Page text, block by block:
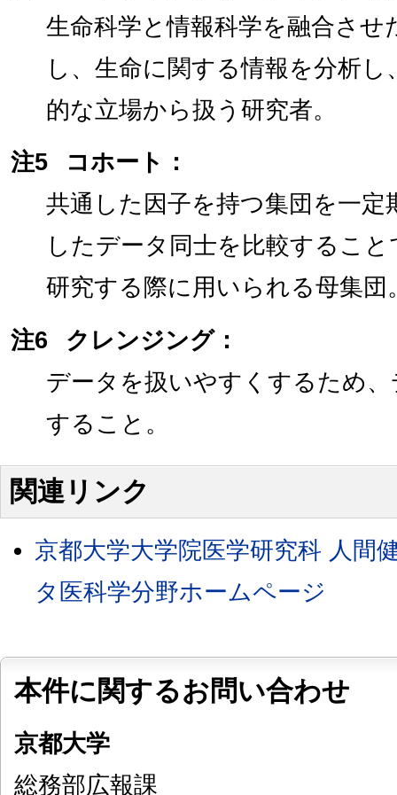
生命科学と情報科学を融合させ
し、生命に関する情報を分析
的な立場から扱う研究者。
注5
コホート：
共通した因子を持つ集団を一定
したデータ同士を比較するこ
研究する際に用いられる母集団
注6
クレンジング：
データを扱いやすくするため
すること。
関連リンク
京都大学大学院医学研究科 人間
タ医科学分野ホームページ
本件に関するお問い合わせ
京都大学
総務部広報課